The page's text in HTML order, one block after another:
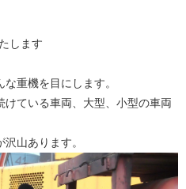
します
重機を目にします。
ている車両、大型、小型の車両
山あります。